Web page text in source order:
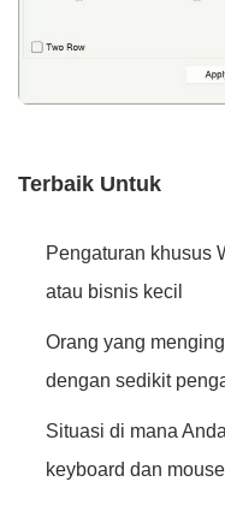
Terbaik Untuk
Pengaturan khusus
atau bisnis kecil
Orang yang
dengan sedikit
Situasi di mana
keyboard dan